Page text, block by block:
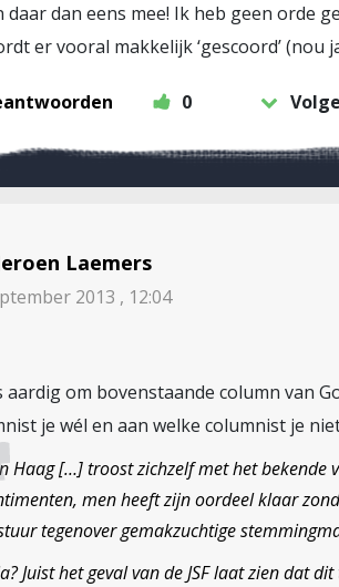
daar dan eens mee! Ik heb geen orde
er vooral makkelijk ‘gescoord’ (nou
0
Laemers
2013 , 12:04
aardig om bovenstaande column van
je wél en aan welke columnist je
Haag […] troost zichzelf met het bekende
men heeft zijn oordeel klaar
tegenover gemakzuchtige
Juist het geval van de JSF laat zien dat